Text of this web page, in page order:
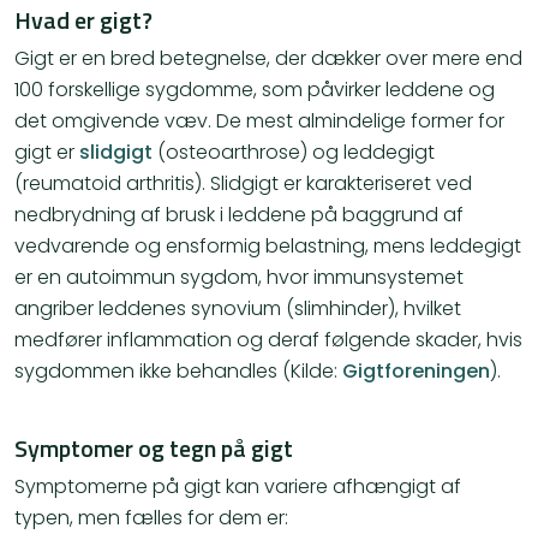
Hvad er gigt?
Gigt er en bred betegnelse, der dækker over mere end
100 forskellige sygdomme, som påvirker leddene og
det omgivende væv. De mest almindelige former for
gigt er slidgigt (osteoarthrose) og leddegigt
(reumatoid arthritis). Slidgigt er karakteriseret ved
nedbrydning af brusk i leddene på baggrund af
vedvarende og ensformig belastning, mens leddegigt
er en autoimmun sygdom, hvor immunsystemet
angriber leddenes synovium (slimhinder), hvilket
medfører inflammation og deraf følgende skader, hvis
sygdommen ikke behandles​ (Kilde: Gigtforeningen).
Symptomer og tegn på gigt
Symptomerne på gigt kan variere afhængigt af
typen, men fælles for dem er: